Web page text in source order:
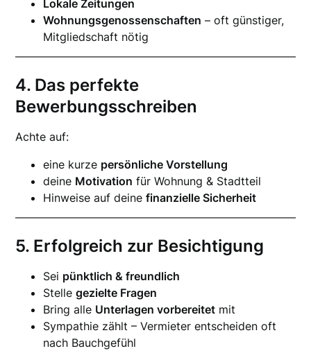
Lokale Zeitungen
Wohnungsgenossenschaften – oft günstiger,
Mitgliedschaft nötig
4. Das perfekte
Bewerbungsschreiben
Achte auf:
eine kurze persönliche Vorstellung
deine Motivation für Wohnung & Stadtteil
Hinweise auf deinefinanzielle Sicherheit
5. Erfolgreich zur Besichtigung
Sei pünktlich & freundlich
Stellegezielte Fragen
Bring alle Unterlagen vorbereitet mit
Sympathie zählt – Vermieter entscheiden oft
nach Bauchgefühl